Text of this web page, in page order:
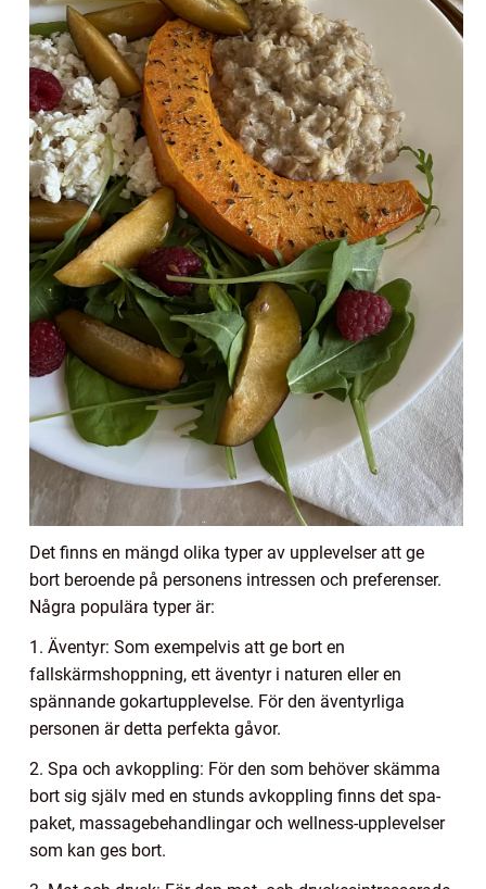
Det finns en mängd olika typer av upplevelser att ge
bort beroende på personens intressen och preferenser.
Några populära typer är:
1. Äventyr: Som exempelvis att ge bort en
fallskärmshoppning, ett äventyr i naturen eller en
spännande gokartupplevelse. För den äventyrliga
personen är detta perfekta gåvor.
2. Spa och avkoppling: För den som behöver skämma
bort sig själv med en stunds avkoppling finns det spa-
paket, massagebehandlingar och wellness-upplevelser
som kan ges bort.